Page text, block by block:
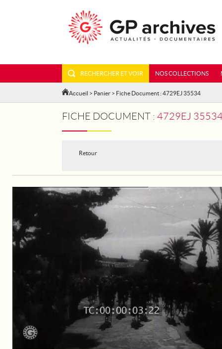
RECHERCHER ET VOIR NOS COLLECTIONS
Accueil > Panier > Fiche Document : 4729EJ 35534
FICHE DOCUMENT : 4729EJ 35534
Retour